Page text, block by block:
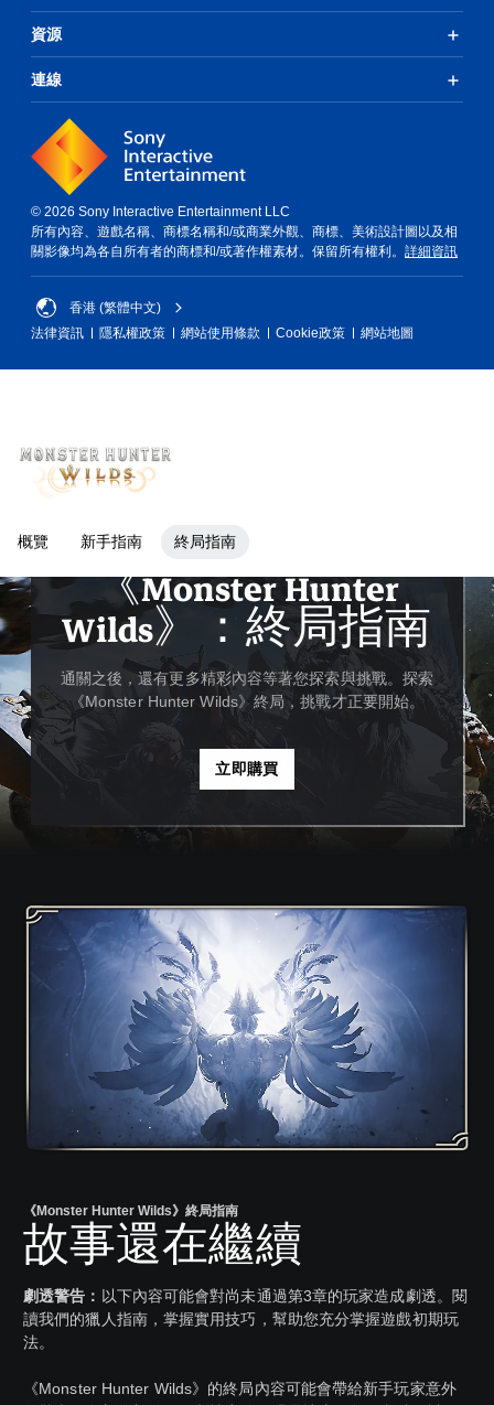
資源
連線
© 2026 Sony Interactive Entertainment LLC
所有內容、遊戲名稱、商標名稱和/或商業外觀、商標、美術設計圖以及相
關影像均為各自所有者的商標和/或著作權素材。保留所有權利。 詳細資訊
香港 (繁體中文)
法律資訊
隱私權政策 網站使用條款 Cookie政策 網站地圖
概覽 新手指南 終局指南
《Monster Hunter
Wilds》：終局指南
通關之後，還有更多精彩內容等著您探索與挑戰。探索
《Monster Hunter Wilds》終局，挑戰才正要開始。
立即購買
《Monster Hunter Wilds》終局指南
故事還在繼續
劇透警告： 以下內容可能會對尚未通過第3章的玩家造成劇透。閱
讀我們的獵人指南，掌握實用技巧，幫助您充分掌握遊戲初期玩
法。
《Monster Hunter Wilds》的終局內容可能會帶給新手玩家意外